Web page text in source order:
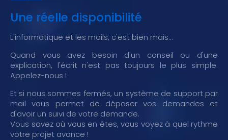
Une réelle disponibilité
L'informatique et les mails, c'est bien mais...
Quand vous avez besoin d'un conseil ou d'une
explication, l'écrit n'est pas toujours le plus simple.
Appelez-nous !
Et si nous sommes fermés, un système de support par
mail vous permet de déposer vos demandes et
d'avoir un suivi de votre demande.
Vous savez où vous en êtes, vous voyez à quel rythme
votre projet avance !